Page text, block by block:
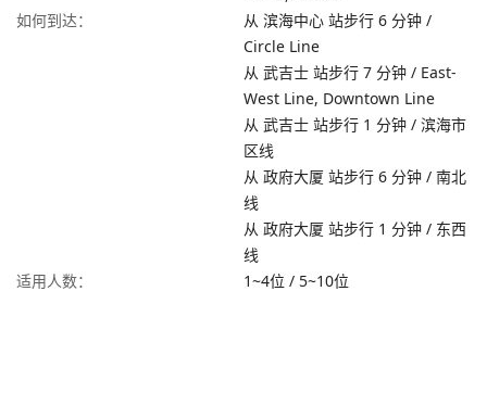
如何到达：
从 滨海中心 站步行 6 分钟 /
Circle Line
从 武吉士 站步行 7 分钟 / East-
West Line, Downtown Line
从 武吉士 站步行 1 分钟 / 滨海市
区线
从 政府大厦 站步行 6 分钟 / 南北
线
从 政府大厦 站步行 1 分钟 / 东西
线
适用人数：
1~4位 / 5~10位